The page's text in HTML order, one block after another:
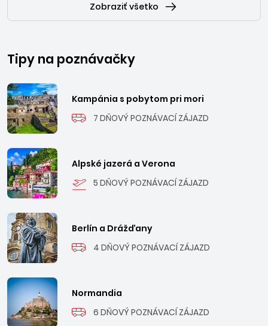
Zobraziť všetko
Tipy na poznávačky
Kampánia s pobytom pri mori
7 DŇOVÝ POZNÁVACÍ ZÁJAZD
Alpské jazerá a Verona
5 DŇOVÝ POZNÁVACÍ ZÁJAZD
Berlín a Drážďany
4 DŇOVÝ POZNÁVACÍ ZÁJAZD
Normandia
6 DŇOVÝ POZNÁVACÍ ZÁJAZD